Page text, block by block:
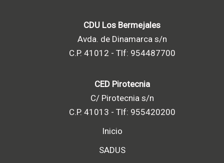
CDU Los Bermejales
Avda. de Dinamarca s/n
C.P. 41012 - Tlf: 954487700
CED Pirotecnia
C/ Pirotecnia s/n
C.P. 41013 - Tlf: 955420200
Inicio
SADUS